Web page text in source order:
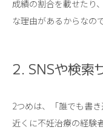
成績の割合を載せたり
な理由があるからなので
2. SNSや検索
2つめは、「誰でも書き
近くに不妊治療の経験